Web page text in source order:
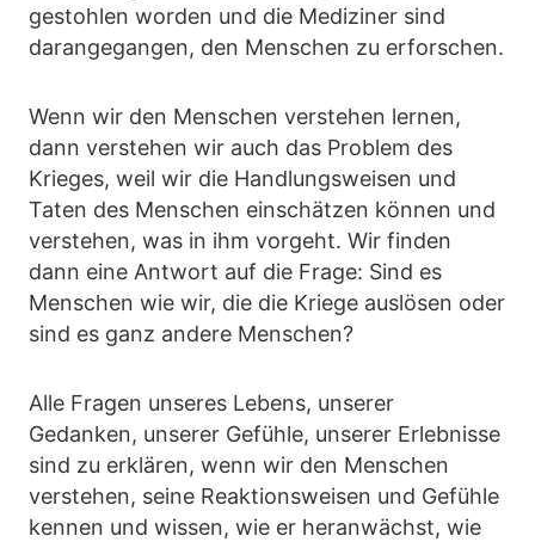
gestohlen worden und die Mediziner sind
darangegangen, den Menschen zu erforschen.
Wenn wir den Menschen verstehen lernen,
dann verstehen wir auch das Problem des
Krieges, weil wir die Handlungsweisen und
Taten des Menschen einschätzen können und
verstehen, was in ihm vorgeht. Wir finden
dann eine Antwort auf die Frage: Sind es
Menschen wie wir, die die Kriege auslösen oder
sind es ganz andere Menschen?
Alle Fragen unseres Lebens, unserer
Gedanken, unserer Gefühle, unserer Erlebnisse
sind zu erklären, wenn wir den Menschen
verstehen, seine Reaktionsweisen und Gefühle
kennen und wissen, wie er heranwächst, wie